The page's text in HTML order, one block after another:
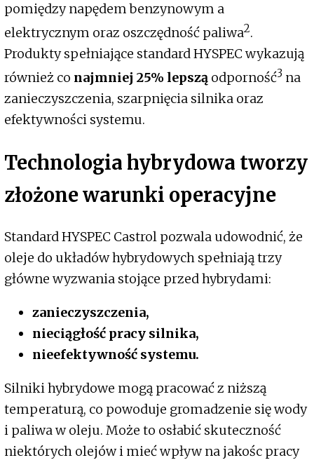
pomiędzy napędem benzynowym a
elektrycznym oraz oszczędność paliwa2.
Produkty spełniające standard HYSPEC wykazują
również co najmniej 25% lepszą odporność3 na
zanieczyszczenia, szarpnięcia silnika oraz
efektywności systemu.
Technologia hybrydowa tworzy
złożone warunki operacyjne
Standard HYSPEC Castrol pozwala udowodnić, że
oleje do układów hybrydowych spełniają trzy
główne wyzwania stojące przed hybrydami:
zanieczyszczenia,
nieciągłość pracy silnika,
nieefektywność systemu.
Silniki hybrydowe mogą pracować z niższą
temperaturą, co powoduje gromadzenie się wody
i paliwa w oleju. Może to osłabić skuteczność
niektórych olejów i mieć wpływ na jakośc pracy